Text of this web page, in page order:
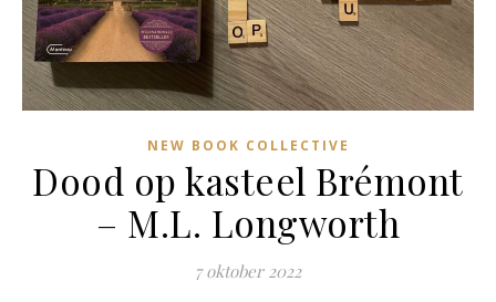
NEW BOOK COLLECTIVE
Dood op kasteel Brémont
– M.L. Longworth
7 oktober 2022